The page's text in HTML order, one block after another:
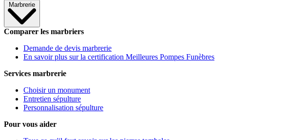
Marbrerie
Comparer les marbriers
Demande de devis marbrerie
En savoir plus sur la certification Meilleures Pompes Funèbres
Services marbrerie
Choisir un monument
Entretien sépulture
Personnalisation sépulture
Pour vous aider